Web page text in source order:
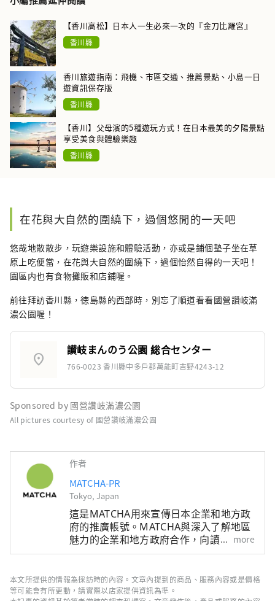
【香川高松】日本人一生必來一次的『金刀比羅宮』
香川縣
香川旅遊指南：飛機、市區交通、推薦景點、小島一日
遊資訊保存版
香川縣
【香川】父母濱的5種遊玩方式！在日本最美的夕陽景點
享受美食與體驗樂趣
香川縣
在花與大自然的圍繞下，過個悠閒的一天吧
悠哉地散散步，玩遊樂設施和體驗活動，亦或是鋪個墊子坐在草
原上吃便當，在花與大自然的圍繞下，過個怡然自得的一天吧！
園區内也有食物攤販和店鋪喔。
前往拜訪香川縣，徳島縣的西部時，別忘了順道看看國營讚岐滿
濃公園喔！
location_on
讃岐まんのう公園 総合センター
766-0023 香川縣中多戶郡萬能町吉野4243-12
Sponsored by 國營讚岐滿濃公園
All pictures courtesy of 國營讚岐滿濃公園
作者
MATCHA-PR
Tokyo, Japan
這是MATCHA用來宣傳日本企業和地方政
府的推廣帳號。MATCHA與深入了解地區
魅力的企業和地方政府合作，向讀者介紹
日本尚未被發現的魅力！同時我們也根據
訊撰寫文章。
more
本文所提供的情報為採訪時的內容。文章內提到的商品、服務內容或是價格
等可能會有所更動，請實際以店家提供資訊為準。